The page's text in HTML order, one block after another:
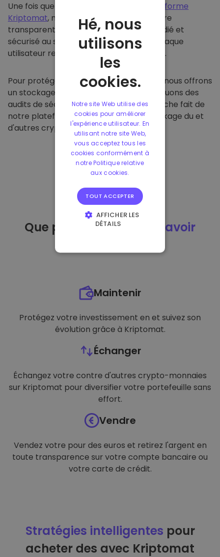
Une fois que vous achetez du sur
la plateforme
Kriptomat, nous le transférons de manière
transparente dans votre portefeuille dédié et
sécurisé au sein de notre plateforme. Chaque
utilisateur reçoit un portefeuille individuel.
Pour protéger nos clients et leurs fonds, nous offrons
un stockage hors ligne sécurisé et effectuons des
audits de sécurité réguliers. Cette approche fait de
notre plateforme un refuge pour le stockage du et
d'autres crypto-monnaies.
Que puis-je faire
après avoir
Maintenir
Protégez votre investissement en et suivez son
évolution grâce à Kriptomat.
Échanger
Échangez votre contre d'autres crypto-monnaies
sur Kriptomat pour diversifier votre portefeuille sans
effort.
Vendre
Vendez votre pour des euros et retirez l'argent en
toute transparence sur votre compte bancaire ou
votre carte de crédit.
Stratégies intelligentes pour
acheter des avec Kriptomat
Hé, nous
utilisons
les
cookies.
Notre site Web utilise des
cookies pour améliorer
l'expérience utilisateur. En
utilisant notre site Web,
vous acceptez tous les
cookies conformément à
notre Politique relative
aux cookies.
TOUT ACCEPTER
AFFICHER LES
DÉTAILS
FONCTIONNALITÉ